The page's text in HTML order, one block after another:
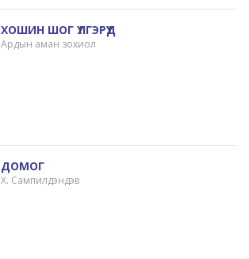
ХОШИН ШОГ ҮЛГЭРҮҮД
Ардын аман зохиол
ДОМОГ
Х. Сампилдэндэв